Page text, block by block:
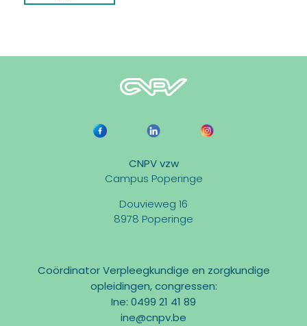
CNPV vzw
Campus Poperinge
Douvieweg 16
8978 Poperinge
Coördinator Verpleegkundige en zorgkundige
opleidingen, congressen:
Ine: 0499 21 41 89
ine@cnpv.be